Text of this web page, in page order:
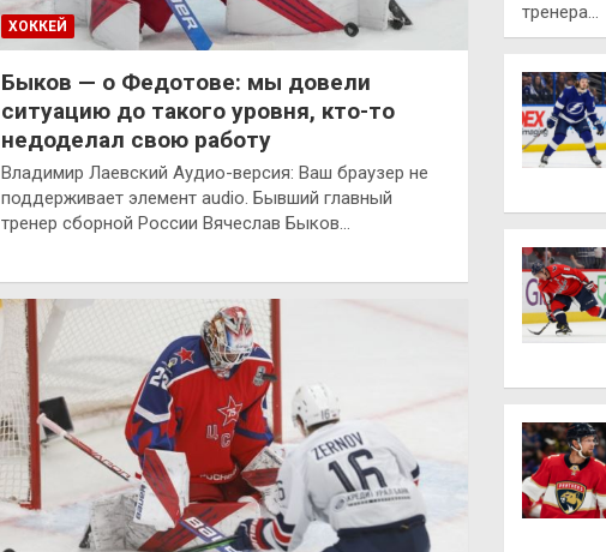
ХОККЕЙ
Быков — о Федотове: мы довели
ситуацию до такого уровня, кто-то
недоделал свою работу
Владимир Лаевский Аудио-версия: Ваш браузер не
поддерживает элемент audio. Бывший главный
тренер сборной России Вячеслав Быков…
тренера…